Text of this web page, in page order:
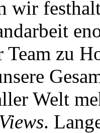
wir
Team zu
Welt
.